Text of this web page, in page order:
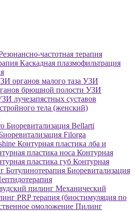
частотная терапия
Каскадная плазмофильтрация
органов малого таза УЗИ
брюшной полости УЗИ
лучезапястных суставов
тела (женский)
Биоревитализация Bellarti
Filorga
Контурная пластика лба и
пластика носа Контурная
пластика губ Контурная
Ботулинотерапия Биоревитализация
пилинг Механический
PRP терапия (биостимуляция по
омоложение Пилинг